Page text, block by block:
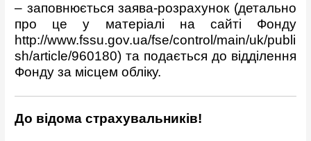
– заповнюється заява-розрахунок (детально
про це у матеріалі на сайті Фонду
http://www.fssu.gov.ua/fse/control/main/uk/publi
sh/article/960180) та подається до відділення
Фонду за місцем обліку.
До відома страхувальників!